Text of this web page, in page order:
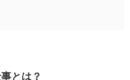
とは？